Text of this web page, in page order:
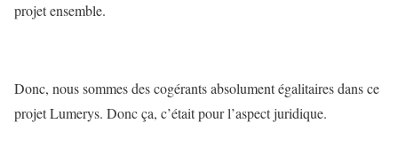
projet ensemble.
Donc, nous sommes des cogérants absolument égalitaires dans ce
projet Lumerys. Donc ça, c’était pour l’aspect juridique.